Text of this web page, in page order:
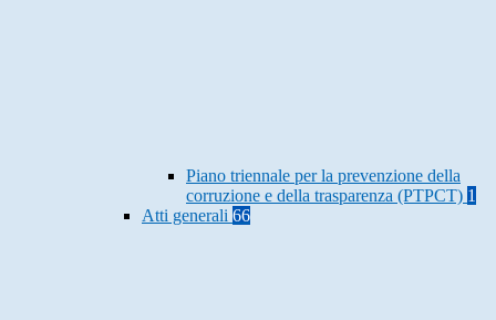
Piano triennale per la prevenzione della
corruzione e della trasparenza (PTPCT) 1
Atti generali 66